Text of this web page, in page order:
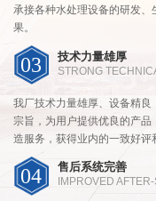
承接各种水处理设备的研发
果。
03 技术力量雄厚
STRONG
我厂技术力量雄厚、设备精良
宗旨，为用户提供优良的产
造服务，获得业内的一致好评
04 售后系统完善
IMPROVED